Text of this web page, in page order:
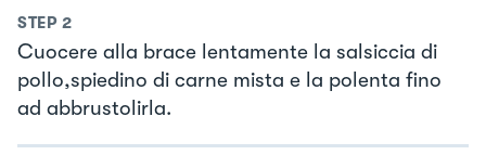
STEP 2
Cuocere alla brace lentamente la salsiccia di
pollo,spiedino di carne mista e la polenta fino
ad abbrustolirla.